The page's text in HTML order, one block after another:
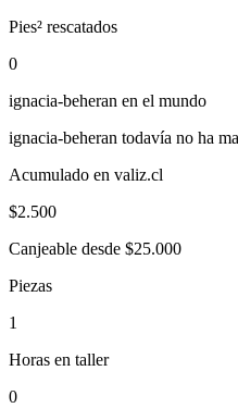
Pies² rescatados
0
ignacia-beheran en el mundo
ignacia-beheran todavía no ha
Acumulado en valiz.cl
$2.500
Canjeable desde $25.000
Piezas
1
Horas en taller
0